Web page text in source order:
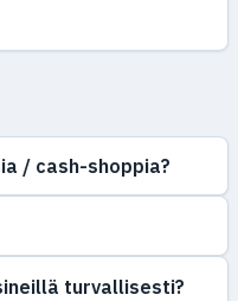
/ cash-shoppia?
turvallisesti?